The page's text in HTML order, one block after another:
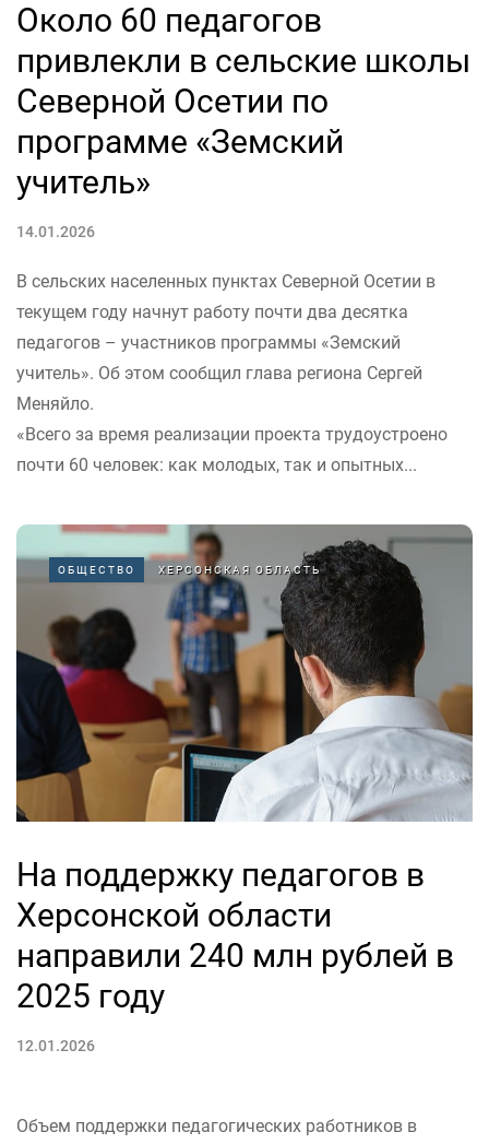
Около 60 педагогов
привлекли в сельские школы
Северной Осетии по
программе «Земский
учитель»
14.01.2026
В сельских населенных пунктах Северной Осетии в
текущем году начнут работу почти два десятка
педагогов – участников программы «Земский
учитель». Об этом сообщил глава региона Сергей
Меняйло.
«Всего за время реализации проекта трудоустроено
почти 60 человек: как молодых, так и опытных...
ОБЩЕСТВО ХЕРСОНСКАЯ ОБЛАСТЬ
На поддержку педагогов в
Херсонской области
направили 240 млн рублей в
2025 году
12.01.2026
Объем поддержки педагогических работников в